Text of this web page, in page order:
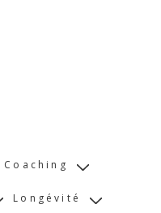
Coaching
Longévité